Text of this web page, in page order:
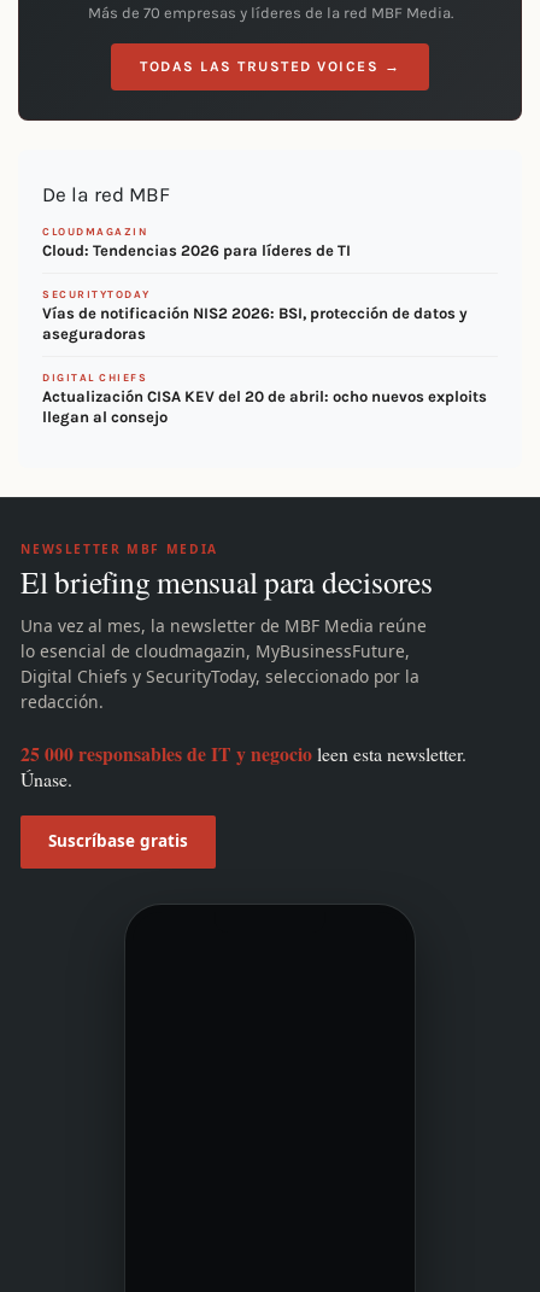
Más de 70 empresas y líderes de la red MBF Media.
TODAS LAS TRUSTED VOICES →
De la red MBF
CLOUDMAGAZIN
Cloud: Tendencias 2026 para líderes de TI
SECURITYTODAY
Vías de notificación NIS2 2026: BSI, protección de datos y
aseguradoras
DIGITAL CHIEFS
Actualización CISA KEV del 20 de abril: ocho nuevos exploits
llegan al consejo
NEWSLETTER MBF MEDIA
El briefing mensual para decisores
Una vez al mes, la newsletter de MBF Media reúne
lo esencial de cloudmagazin, MyBusinessFuture,
Digital Chiefs y SecurityToday, seleccionado por la
redacción.
25 000 responsables de IT y negocioleen esta newsletter.
Únase.
Suscríbase gratis